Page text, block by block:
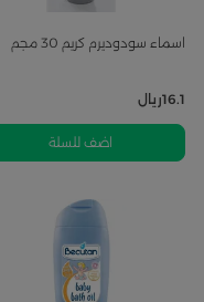
اسماء سودوديرم كريم 30 مجم
16.1ريال
اضف للسلة